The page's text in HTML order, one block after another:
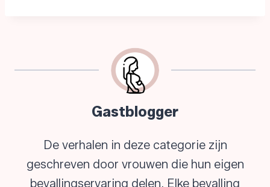
Gastblogger
De verhalen in deze categorie zijn
geschreven door vrouwen die hun eigen
bevallingservaring delen. Elke bevalling